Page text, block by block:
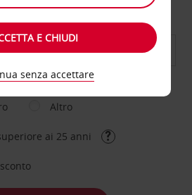
AL GIORNO
Altro
ai 25 anni
E CHIUDI
senza accettare